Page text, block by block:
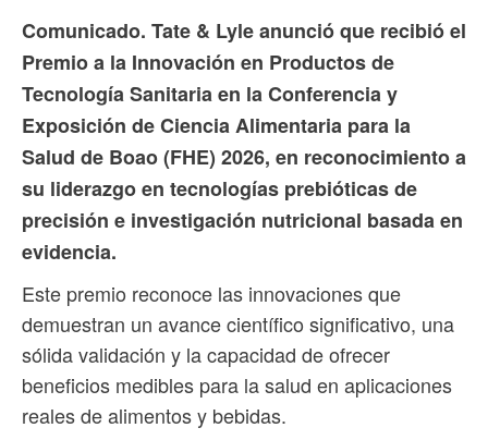
Comunicado. Tate & Lyle anunció que recibió el
Premio a la Innovación en Productos de
Tecnología Sanitaria en la Conferencia y
Exposición de Ciencia Alimentaria para la
Salud de Boao (FHE) 2026, en reconocimiento a
su liderazgo en tecnologías prebióticas de
precisión e investigación nutricional basada en
evidencia.
Este premio reconoce las innovaciones que
demuestran un avance científico significativo, una
sólida validación y la capacidad de ofrecer
beneficios medibles para la salud en aplicaciones
reales de alimentos y bebidas.